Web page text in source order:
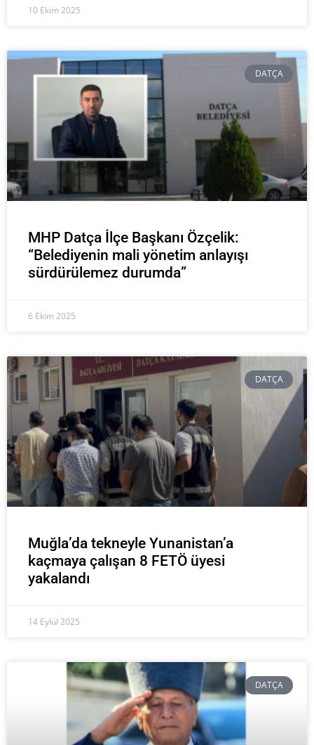
10 Ekim 2025
DATÇA
MHP Datça İlçe Başkanı Özçelik:
“Belediyenin mali yönetim anlayışı
sürdürülemez durumda”
6 Ekim 2025
DATÇA
Muğla’da tekneyle Yunanistan’a
kaçmaya çalışan 8 FETÖ üyesi
yakalandı
14 Eylül 2025
DATÇA